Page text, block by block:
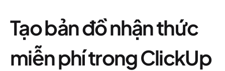
Tạo bản đồ nhận thức
miễn phí trong ClickUp